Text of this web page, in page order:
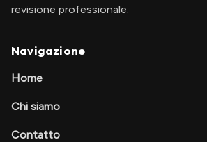
revisione professionale.
Navigazione
Home
Chi siamo
Contatto